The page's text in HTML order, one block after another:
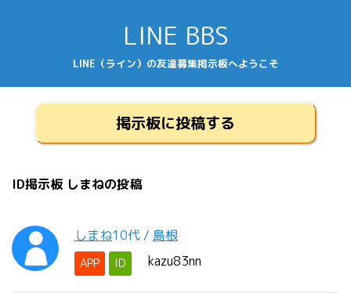
LINE BBS
LINE（ライン）の友達募集掲示板へようこそ
掲示板に投稿する
ID掲示板 しまねの投稿
しまね10代 / 島根
APP ID kazu83nn